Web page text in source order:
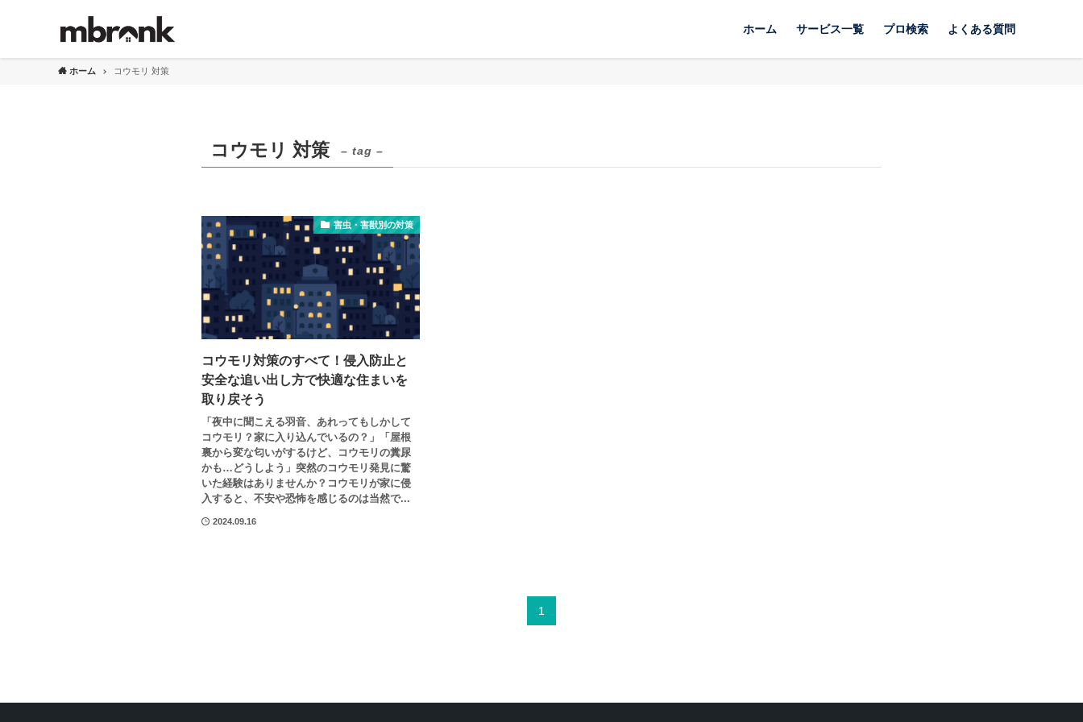
ホーム サービス一覧 プロ検索 よくある質問
ホーム コウモリ 対策
コウモリ 対策 – tag –
害虫・害獣別の対策
コウモリ対策のすべて！侵入防止と
安全な追い出し方で快適な住まいを
取り戻そう
「夜中に聞こえる羽音、あれってもしかして
コウモリ？家に入り込んでいるの？」「屋根
裏から変な匂いがするけど、コウモリの糞尿
かも…どうしよう」突然のコウモリ発見に驚
いた経験はありませんか？コウモリが家に侵
入すると、不安や恐怖を感じるのは当然で...
2024.09.16
1